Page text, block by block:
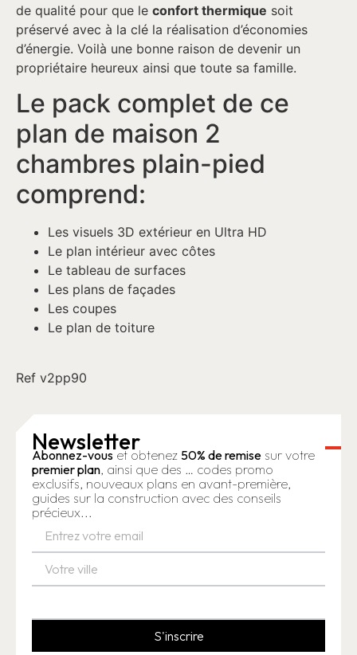
de qualité pour que le confort thermique soit
préservé avec à la clé la réalisation d’économies
d’énergie. Voilà une bonne raison de devenir un
propriétaire heureux ainsi que toute sa famille.
Le pack complet de ce
plan de maison 2
chambres plain-pied
comprend:
Les visuels 3D extérieur en Ultra HD
Le plan intérieur avec côtes
Le tableau de surfaces
Les plans de façades
Les coupes
Le plan de toiture
Ref v2pp90
Newsletter
Abonnez-vous et obtenez 50% de remise sur votre
premier plan, ainsi que des … codes promo
exclusifs, nouveaux plans en avant-première,
guides sur la construction avec des conseils
précieux...
S'inscrire